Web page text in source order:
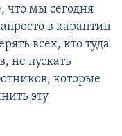
что мы сегодня
в карантин
всех, кто туда
не пускать
которые
эту